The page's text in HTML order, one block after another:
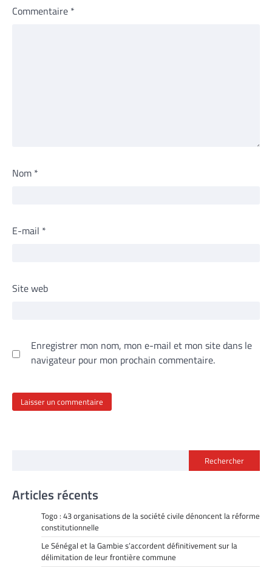
Commentaire *
Nom *
E-mail *
Site web
Enregistrer mon nom, mon e-mail et mon site dans le
navigateur pour mon prochain commentaire.
Rechercher
Articles récents
Togo : 43 organisations de la société civile dénoncent la réforme
constitutionnelle
Le Sénégal et la Gambie s’accordent définitivement sur la
délimitation de leur frontière commune